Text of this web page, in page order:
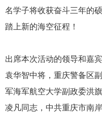
名学子将收获奋斗三年的
踏上新的海空征程！
出席本次活动的领导和嘉
袁华智中将，重庆警备区
军海军航空大学副政委洪
凌凡同志，中共重庆市南